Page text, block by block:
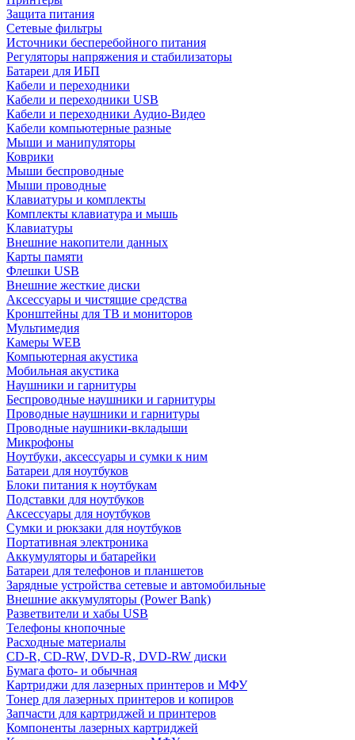
Защита питания
Сетевые фильтры
Источники бесперебойного питания
Регуляторы напряжения и стабилизаторы
Батареи для ИБП
Кабели и переходники
Кабели и переходники USB
Кабели и переходники Аудио-Видео
Кабели компьютерные разные
Мыши и манипуляторы
Коврики
Мыши беспроводные
Мыши проводные
Клавиатуры и комплекты
Комплекты клавиатура и мышь
Клавиатуры
Внешние накопители данных
Карты памяти
Флешки USB
Внешние жесткие диски
Аксессуары и чистящие средства
Кронштейны для ТВ и мониторов
Мультимедия
Камеры WEB
Компьютерная акустика
Мобильная акустика
Наушники и гарнитуры
Беспроводные наушники и гарнитуры
Проводные наушники и гарнитуры
Проводные наушники-вкладыши
Микрофоны
Ноутбуки, аксессуары и сумки к ним
Батареи для ноутбуков
Блоки питания к ноутбукам
Подставки для ноутбуков
Аксессуары для ноутбуков
Сумки и рюкзаки для ноутбуков
Портативная электроника
Аккумуляторы и батарейки
Батареи для телефонов и планшетов
Зарядные устройства сетевые и автомобильные
Внешние аккумуляторы (Power Bank)
Разветвители и хабы USB
Телефоны кнопочные
Расходные материалы
CD-R, CD-RW, DVD-R, DVD-RW диски
Бумага фото- и обычная
Картриджи для лазерных принтеров и МФУ
Тонер для лазерных принтеров и копиров
Запчасти для картриджей и принтеров
Компоненты лазерных картриджей